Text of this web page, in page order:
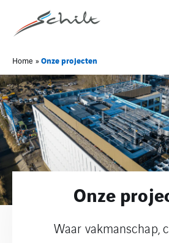
Home »Onze projecten
Onze
Waar vakmanschap,